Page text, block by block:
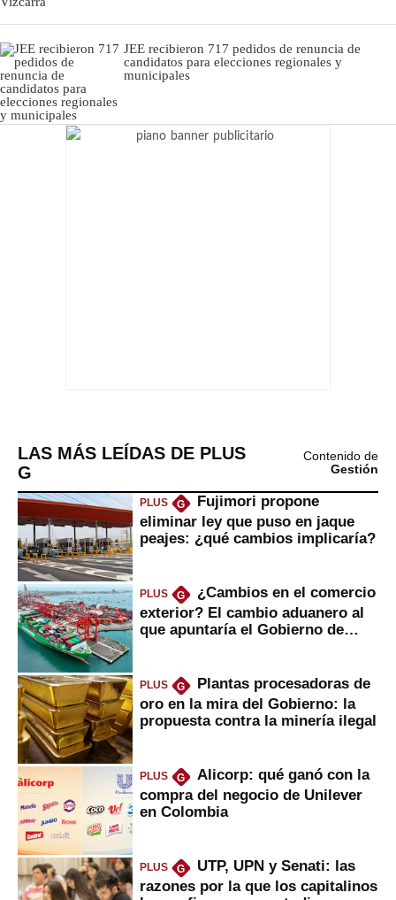
JEE recibieron 717 pedidos de renuncia de
candidatos para elecciones regionales y
municipales
LAS MÁS LEÍDAS DE PLUS
G
Contenido de
Gestión
PLUS G
Fujimori propone
eliminar ley que puso en jaque
peajes: ¿qué cambios implicaría?
PLUS G
¿Cambios en el comercio
exterior? El cambio aduanero al
que apuntaría el Gobierno de
PLUS G
Plantas procesadoras de
oro en la mira del Gobierno: la
propuesta contra la minería ilegal
PLUS G
Alicorp: qué ganó con la
compra del negocio de Unilever
en Colombia
PLUS G
UTP, UPN y Senati: las
razones por la que los capitalinos